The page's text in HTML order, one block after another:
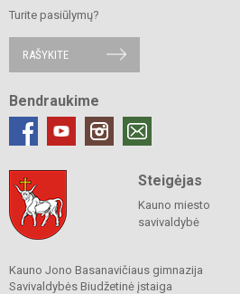
Turite pasiūlymų?
RAŠYKITE
Bendraukime
Steigėjas
Kauno miesto
savivaldybė
Kauno Jono Basanavičiaus gimnazija
Savivaldybės Biudžetinė įstaiga